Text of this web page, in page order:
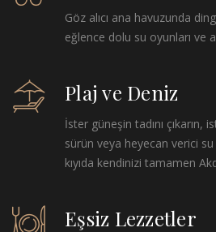
Göz alıcı ana havuzunda
eğlence dolu su oyunları ve
Plaj ve Deniz
İster güneşin tadını çıkarın,
sürün veya heyecan verici su
kıyıda kendinizi tamamen
Eşsiz Lezzetler